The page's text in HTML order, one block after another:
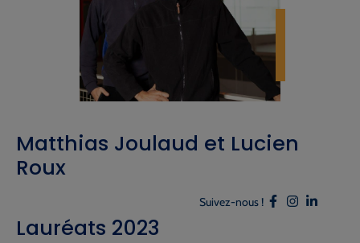
Matthias Joulaud et Lucien
Roux
Suivez-nous !
Lauréats 2023